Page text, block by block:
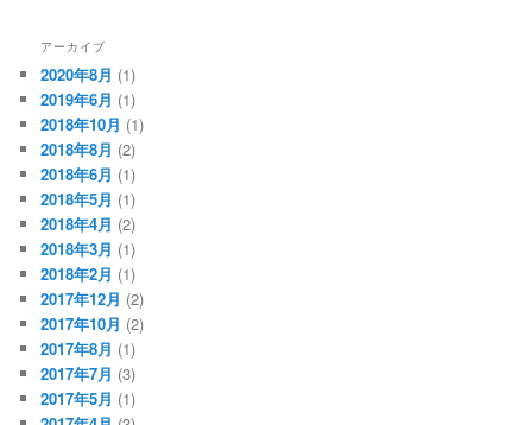
アーカイブ
2020年8月 (1)
2019年6月 (1)
2018年10月 (1)
2018年8月 (2)
2018年6月 (1)
2018年5月 (1)
2018年4月 (2)
2018年3月 (1)
2018年2月 (1)
2017年12月 (2)
2017年10月 (2)
2017年8月 (1)
2017年7月 (3)
2017年5月 (1)